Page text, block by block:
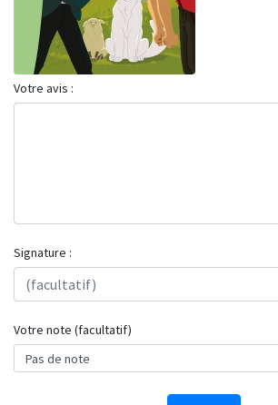
Votre avis :
Signature :
Votre note (facultatif)